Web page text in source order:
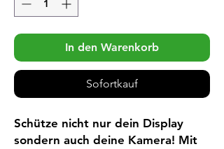
In den Warenkorb
Sofortkauf
Schütze nicht nur dein Display
sondern auch deine Kamera! Mit